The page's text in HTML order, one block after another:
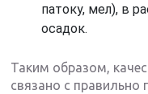
патоку, мел), в
осадок.
Таким образом,
связано с правильно